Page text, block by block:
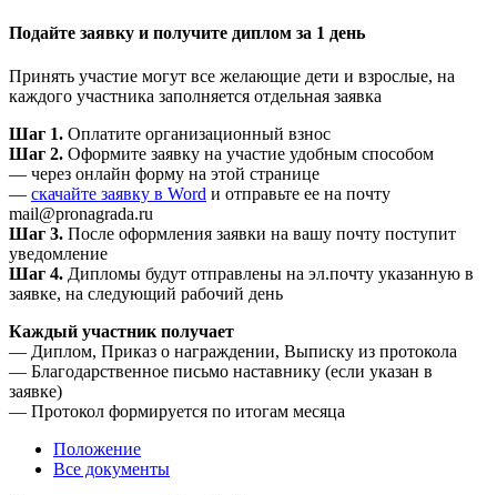
Подайте заявку и получите диплом за 1 день
Принять участие могут все желающие дети и взрослые, на
каждого участника заполняется отдельная заявка
Шаг 1. Оплатите организационный взнос
Шаг 2. Оформите заявку на участие удобным способом
— через онлайн форму на этой странице
— скачайте заявку в Word и отправьте ее на почту
mail@pronagrada.ru
Шаг 3. После оформления заявки на вашу почту поступит
уведомление
Шаг 4. Дипломы будут отправлены на эл.почту указанную в
заявке, на следующий рабочий день
Каждый участник получает
— Диплом, Приказ о награждении, Выписку из протокола
— Благодарственное письмо наставнику (если указан в
заявке)
— Протокол формируется по итогам месяца
Положение
Все документы